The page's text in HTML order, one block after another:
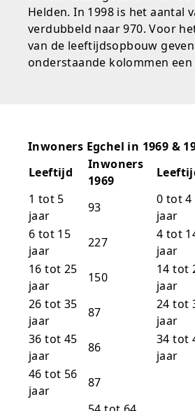
Helden. In 1998 is het aantal
verdubbeld naar 970. Voor
van de leeftijdsopbouw
onderstaande kolommen een
Inwoners Egchel in 1969 &
Leeftijd
Inwoners
1969
1 tot 5
jaar
93
0 tot 4
jaar
6 tot 15
jaar
227
4 tot
jaar
16 tot 25
jaar
150
14 tot
jaar
26 tot 35
jaar
87
24 tot
jaar
36 tot 45
jaar
86
34 tot
jaar
46 tot 56
jaar
87